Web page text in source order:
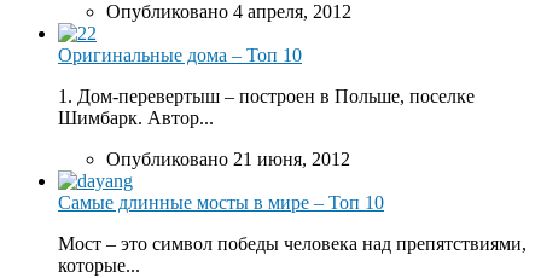
Опубликовано 4 апреля, 2012
Оригинальные дома – Топ 10
1. Дом-перевертыш – построен в Польше, поселке
Шимбарк. Автор...
Опубликовано 21 июня, 2012
Самые длинные мосты в мире – Топ 10
Мост – это символ победы человека над препятствиями,
которые...